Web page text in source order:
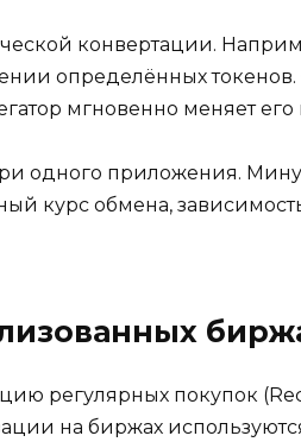
конвертации.
определённых токенов.
мгновенно меняет
одного приложения.
курс обмена,
регулярных покупок
на биржах